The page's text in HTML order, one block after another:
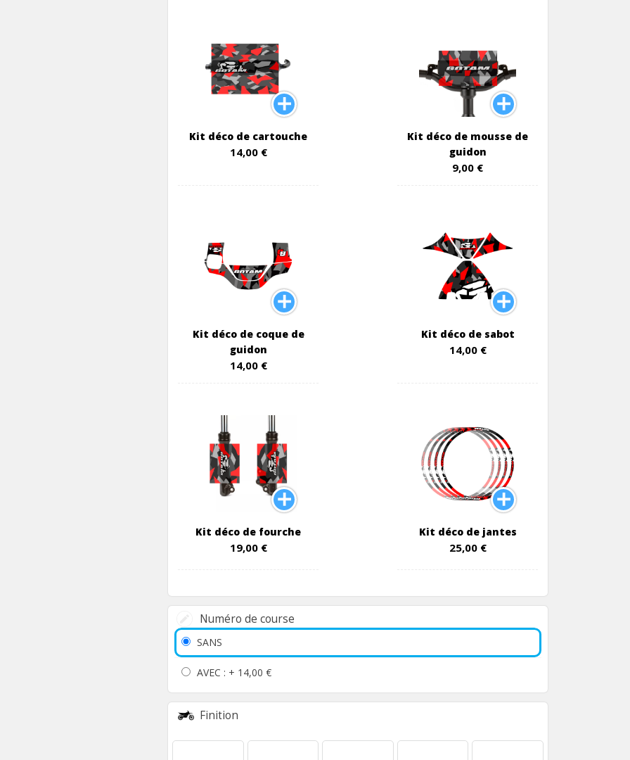
Kit déco de cartouche
14,00 €
Kit déco de mousse de
guidon
9,00 €
Kit déco de coque de
guidon
14,00 €
Kit déco de sabot
14,00 €
Kit déco de fourche
19,00 €
Kit déco de jantes
25,00 €
Numéro de course
SANS
AVEC : + 14,00 €
Finition